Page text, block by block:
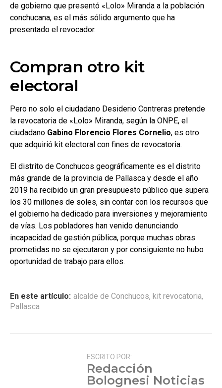
de gobierno que presentó «Lolo» Miranda a la población
conchucana, es el más sólido argumento que ha
presentado el revocador.
Compran otro kit
electoral
Pero no solo el ciudadano Desiderio Contreras pretende
la revocatoria de «Lolo» Miranda, según la ONPE, el
ciudadano Gabino Florencio Flores Cornelio, es otro
que adquirió kit electoral con fines de revocatoria.
El distrito de Conchucos geográficamente es el distrito
más grande de la provincia de Pallasca y desde el año
2019 ha recibido un gran presupuesto público que supera
los 30 millones de soles, sin contar con los recursos que
el gobierno ha dedicado para inversiones y mejoramiento
de vías. Los pobladores han venido denunciando
incapacidad de gestión pública, porque muchas obras
prometidas no se ejecutaron y por consiguiente no hubo
oportunidad de trabajo para ellos.
En este artículo: alcalde de Conchucos, kit revocatoria,
Pallasca
ESCRITO POR:
Redacción
Bolognesi Noticias